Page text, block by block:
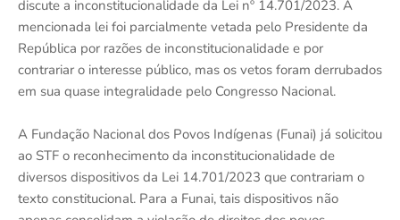
discute a inconstitucionalidade da Lei nº 14.701/2023. A
mencionada lei foi parcialmente vetada pelo Presidente da
República por razões de inconstitucionalidade e por
contrariar o interesse público, mas os vetos foram derrubados
em sua quase integralidade pelo Congresso Nacional.
A Fundação Nacional dos Povos Indígenas (Funai) já solicitou
ao STF o reconhecimento da inconstitucionalidade de
diversos dispositivos da Lei 14.701/2023 que contrariam o
texto constitucional. Para a Funai, tais dispositivos não